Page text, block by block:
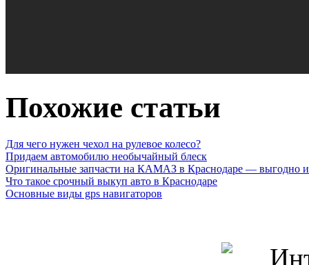
Похожие статьи
Для чего нужен чехол на рулевое колесо?
Придаем автомобилю необычайный блеск
Оригинальные запчасти на КАМАЗ в Краснодаре — выгодно и
Что такое срочный выкуп авто в Краснодаре
Основные виды gps навигаторов